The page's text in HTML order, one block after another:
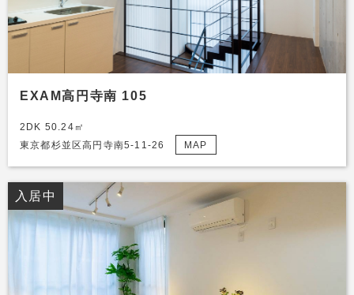
EXAM高円寺南 105
2DK 50.24㎡
東京都杉並区高円寺南5-11-26
MAP
入居中